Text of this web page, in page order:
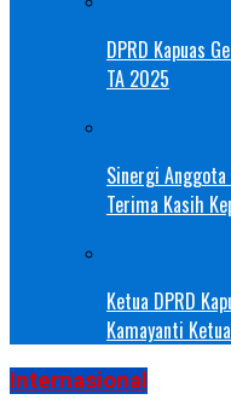
DPRD Kapuas
TA 2025
Sinergi Anggota
Terima Kasih
Ketua DPRD
Kamayanti
Internasional